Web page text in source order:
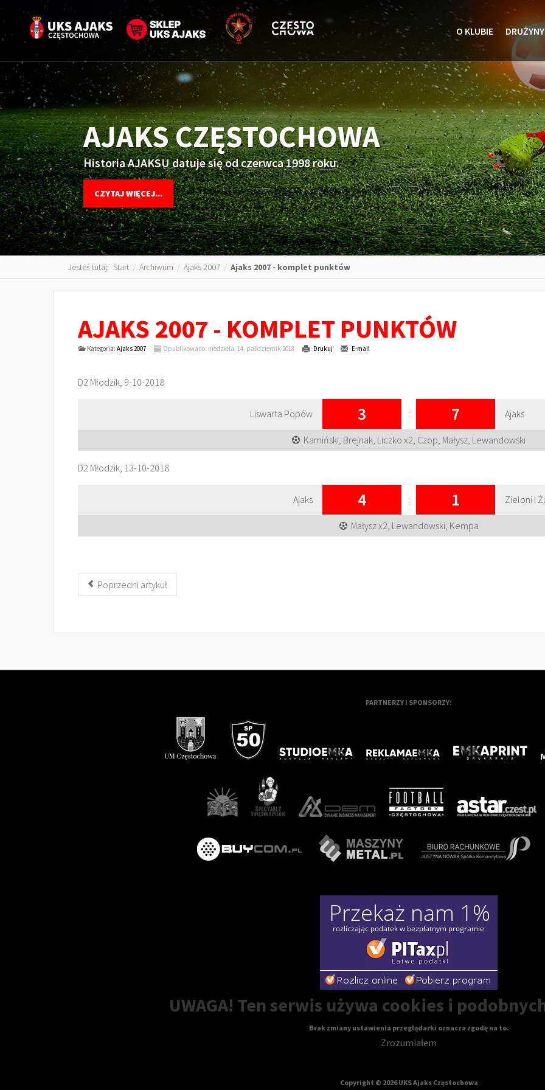
O KLUBIE DRUŻYNY
AJAKS CZĘSTOCHOWA
Historia AJAKSU datuje się od czerwca 1998 roku.
CZYTAJ WIĘCEJ...
Jesteś tutaj: Start / Archiwum / Ajaks 2007 / Ajaks 2007 - komplet punktów
AJAKS 2007 - KOMPLET PUNKTÓW
Kategoria: Ajaks 2007 Opublikowano: niedziela, 14, październik 2018 Drukuj E-mail
D2 Młodzik, 9-10-2018
Liswarta Popów 3 : 7 Ajaks
Kamiński, Brejnak, Liczko x2, Czop, Małysz, Lewandowski
D2 Młodzik, 13-10-2018
Ajaks 4 : 1 Zieloni I
Małysz x2, Lewandowski, Kempa
Poprzedni artykuł
PARTNERZY I SPONSORZY:
UWAGA! Ten serwis używa cookies i
Brak zmiany ustawienia przeglądarki oznacza zgodę na to.
Zrozumiałem
Copyright © 2026 UKS Ajaks Częstochowa